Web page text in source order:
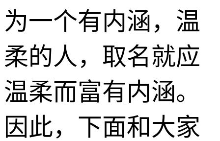
为一个有内涵，温
柔的人，取名就应
温柔而富有内涵。
因此，下面和大家